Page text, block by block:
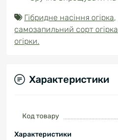
Гібридне насіння огірка,
самозапильний сорт огірка
огірки.
Характеристики
Код товару
Характеристики